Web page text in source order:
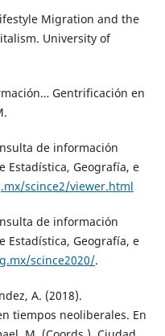
Migration and the
University of
Gentrificación en
de información
Estadística, Geografía, e
scince2/viewer.html
de información
Estadística, Geografía, e
scince2020/.
A. (2018).
tiempos neoliberales. En